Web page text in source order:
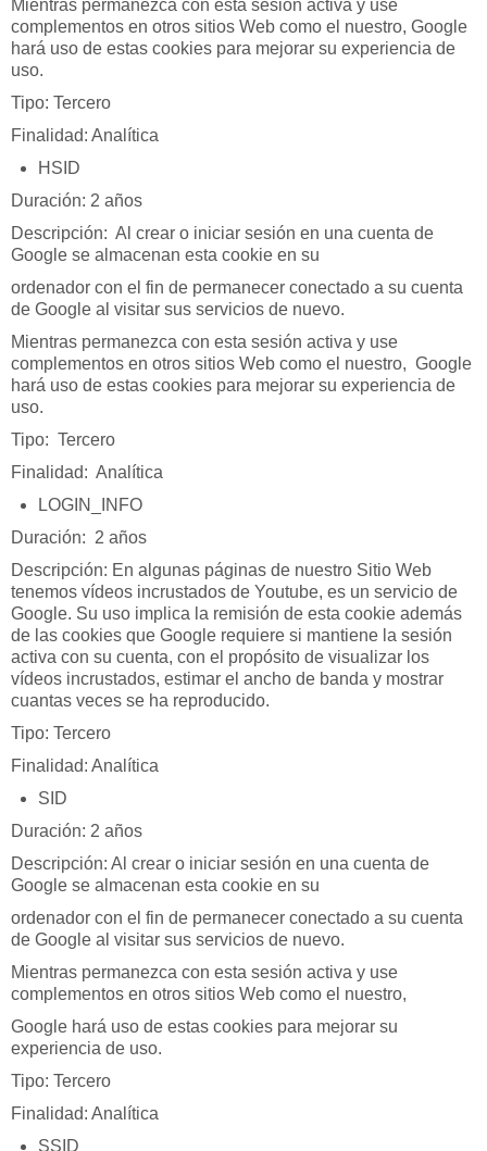
Mientras permanezca con esta sesión activa y use
complementos en otros sitios Web como el nuestro, Google
hará uso de estas cookies para mejorar su experiencia de
uso.
Tipo: Tercero
Finalidad: Analítica
HSID
Duración: 2 años
Descripción: Al crear o iniciar sesión en una cuenta de
Google se almacenan esta cookie en su
ordenador con el fin de permanecer conectado a su cuenta
de Google al visitar sus servicios de nuevo.
Mientras permanezca con esta sesión activa y use
complementos en otros sitios Web como el nuestro, Google
hará uso de estas cookies para mejorar su experiencia de
uso.
Tipo: Tercero
Finalidad: Analítica
LOGIN_INFO
Duración: 2 años
Descripción: En algunas páginas de nuestro Sitio Web
tenemos vídeos incrustados de Youtube, es un servicio de
Google. Su uso implica la remisión de esta cookie además
de las cookies que Google requiere si mantiene la sesión
activa con su cuenta, con el propósito de visualizar los
vídeos incrustados, estimar el ancho de banda y mostrar
cuantas veces se ha reproducido.
Tipo: Tercero
Finalidad: Analítica
SID
Duración: 2 años
Descripción: Al crear o iniciar sesión en una cuenta de
Google se almacenan esta cookie en su
ordenador con el fin de permanecer conectado a su cuenta
de Google al visitar sus servicios de nuevo.
Mientras permanezca con esta sesión activa y use
complementos en otros sitios Web como el nuestro,
Google hará uso de estas cookies para mejorar su
experiencia de uso.
Tipo: Tercero
Finalidad: Analítica
SSID